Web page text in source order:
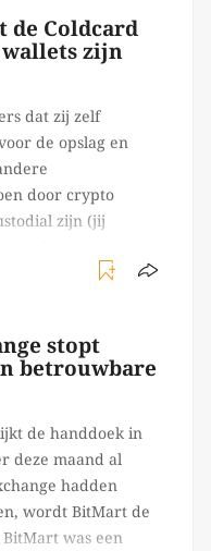
de Coldcard
zijn
dat zij zelf
de opslag en
door crypto
zijn (jij
op 29 juli
stopt
betrouwbare
de handdoek in
deze maand al
hadden
wordt BitMart de
was een